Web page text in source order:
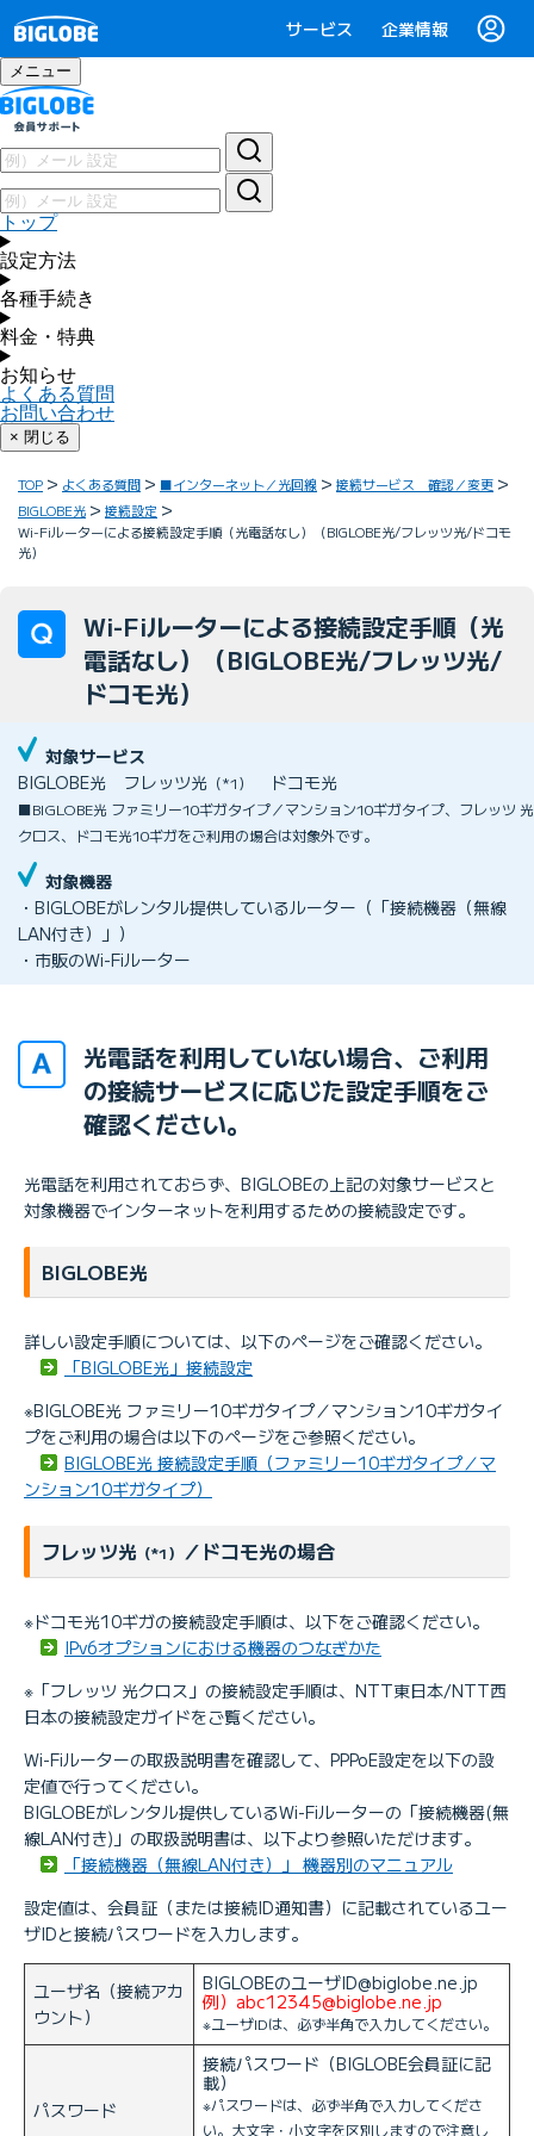
サービス 企業情報
メニュー
トップ
設定方法
各種手続き
料金・特典
お知らせ
よくある質問
お問い合わせ
× 閉じる
TOP よくある質問 ■インターネット／光回線
接続サービス 確認／変更
BIGLOBE光
接続設定
Wi-Fiルーターによる接続設定手順（光電話なし）（BIGLOBE光/フレッツ光/ドコモ
光）
Wi-Fiルーターによる接続設定手順（光
電話なし）（BIGLOBE光/フレッツ光/
ドコモ光）
対象サービス
BIGLOBE光
フレッツ光 （*1） ドコモ光
■BIGLOBE光 ファミリー10ギガタイプ／マンション10ギガタイプ、フレッツ 光
クロス、ドコモ光10ギガをご利用の場合は対象外です。
対象機器
・BIGLOBEがレンタル提供しているルーター（「接続機器（無線
LAN付き）」）
・市販のWi-Fiルーター
光電話を利用していない場合、ご利用
の接続サービスに応じた設定手順をご
確認ください。
光電話を利用されておらず、BIGLOBEの上記の対象サービスと
対象機器でインターネットを利用するための接続設定です。
BIGLOBE光
詳しい設定手順については、以下のページをご確認ください。
「BIGLOBE光」接続設定
※BIGLOBE光 ファミリー10ギガタイプ／マンション10ギガタイ
プをご利用の場合は以下のページをご参照ください。
BIGLOBE光 接続設定手順（ファミリー10ギガタイプ／マ
ンション10ギガタイプ）
フレッツ光 （*1） ／ドコモ光の場合
※ドコモ光10ギガの接続設定手順は、以下をご確認ください。
IPv6オプションにおける機器のつなぎかた
※「フレッツ 光クロス」の接続設定手順は、NTT東日本/NTT西
日本の接続設定ガイドをご覧ください。
Wi-Fiルーターの取扱説明書を確認して、PPPoE設定を以下の設
定値で行ってください。
BIGLOBEがレンタル提供しているWi-Fiルーターの「接続機器(無
線LAN付き)」の取扱説明書は、以下より参照いただけます。
「接続機器（無線LAN付き）」 機器別のマニュアル
設定値は、会員証（または接続ID通知書）に記載されているユー
ザIDと接続パスワードを入力します。
ユーザ名（接続アカ
ウント）
BIGLOBEのユーザID@biglobe.ne.jp
例）abc12345@biglobe.ne.jp
※ユーザIDは、必ず半角で入力してください。
パスワード
接続パスワード（BIGLOBE会員証に記
載）
※パスワードは、必ず半角で入力してくださ
い。大文字・小文字を区別しますので注意し